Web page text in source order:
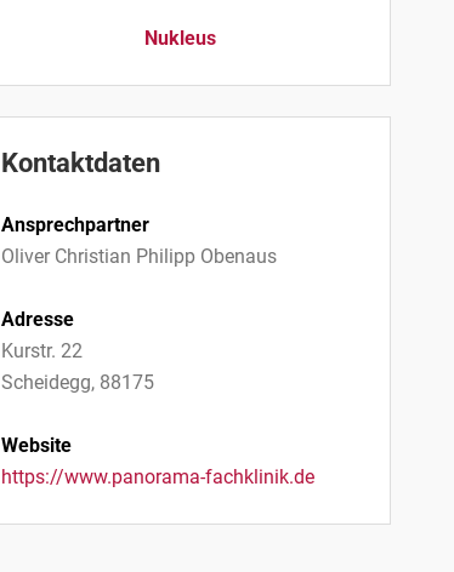
Nukleus
Kontaktdaten
Ansprechpartner
Oliver Christian Philipp Obenaus
Adresse
Kurstr. 22
Scheidegg, 88175
Website
https://www.panorama-fachklinik.de